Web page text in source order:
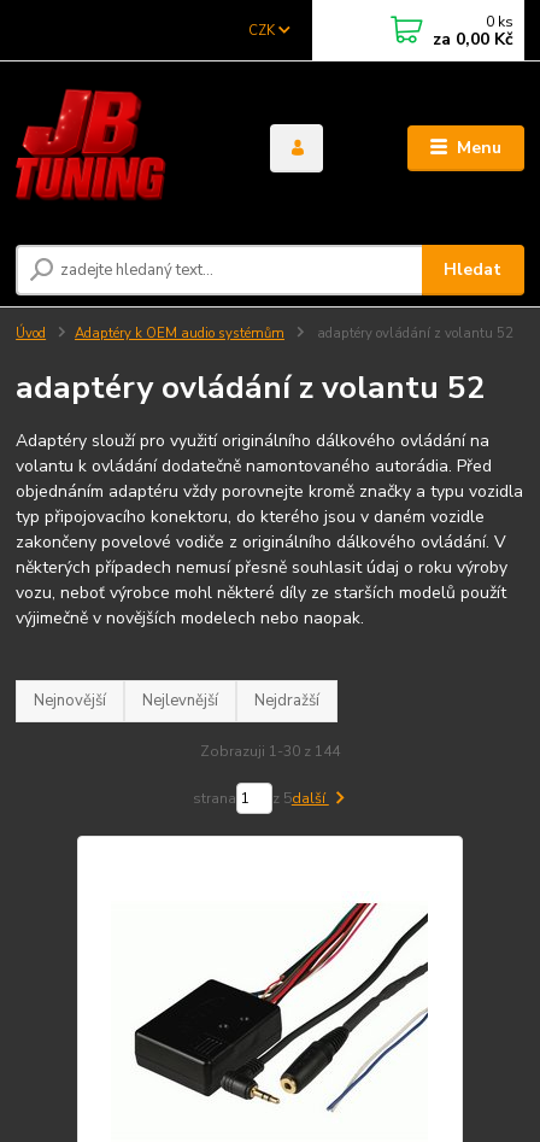
Menu
CZK
Hledat
0 ks
za 0,00 Kč
Úvod Adaptéry k OEM audio systémům adaptéry ovládání z volantu 52
adaptéry ovládání z volantu 52
Adaptéry slouží pro využití originálního dálkového ovládání na
volantu k ovládání dodatečně namontovaného autorádia. Před
objednáním adaptéru vždy porovnejte kromě značky a typu vozidla
typ připojovacího konektoru, do kterého jsou v daném vozidle
zakončeny povelové vodiče z originálního dálkového ovládání. V
některých případech nemusí přesně souhlasit údaj o roku výroby
vozu, neboť výrobce mohl některé díly ze starších modelů použít
výjimečně v novějších modelech nebo naopak.
Nejnovější Nejlevnější Nejdražší
Zobrazuji 1-30 z 144
strana z 5další